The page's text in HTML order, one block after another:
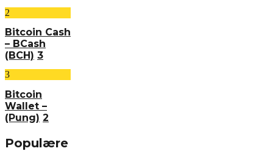
2
Bitcoin Cash
– BCash
(BCH) 3
3
Bitcoin
Wallet –
(Pung) 2
Populære